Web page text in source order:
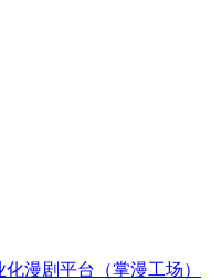
漫剧平台（掌漫工场）